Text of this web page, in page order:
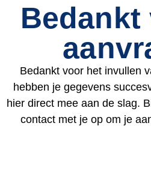
Bedankt
Bedankt voor het invullen
hebben je gegevens
hier direct mee aan de slag.
contact met je op om je